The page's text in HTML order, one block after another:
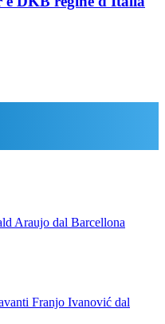
Araujo dal Barcellona
Franjo Ivanović dal